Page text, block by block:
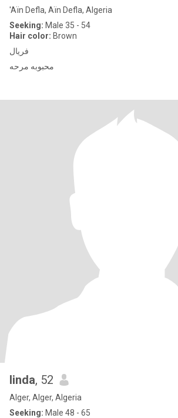
'Aïn Defla, Aïn Defla, Algeria
Seeking: Male 35 - 54
Hair color: Brown
فريال
محبوبه مرحه
linda, 52
Alger, Alger, Algeria
Seeking: Male 48 - 65